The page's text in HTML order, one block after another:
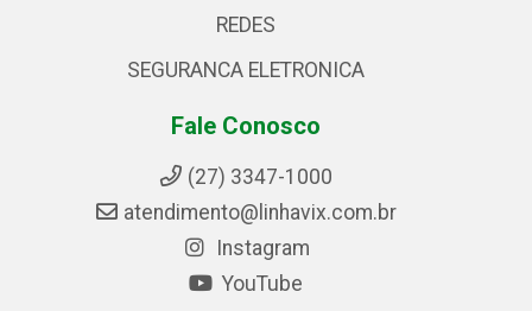
REDES
SEGURANCA ELETRONICA
Fale Conosco
(27) 3347-1000
atendimento@linhavix.com.br
Instagram
YouTube